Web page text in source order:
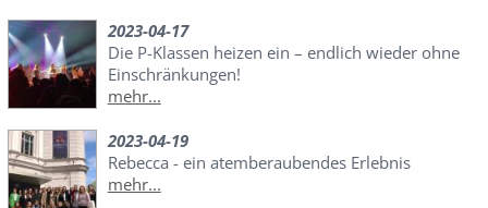
2023-04-17
Die P-Klassen heizen ein – endlich wieder ohne
Einschränkungen!
mehr...
2023-04-19
Rebecca - ein atemberaubendes Erlebnis
mehr...